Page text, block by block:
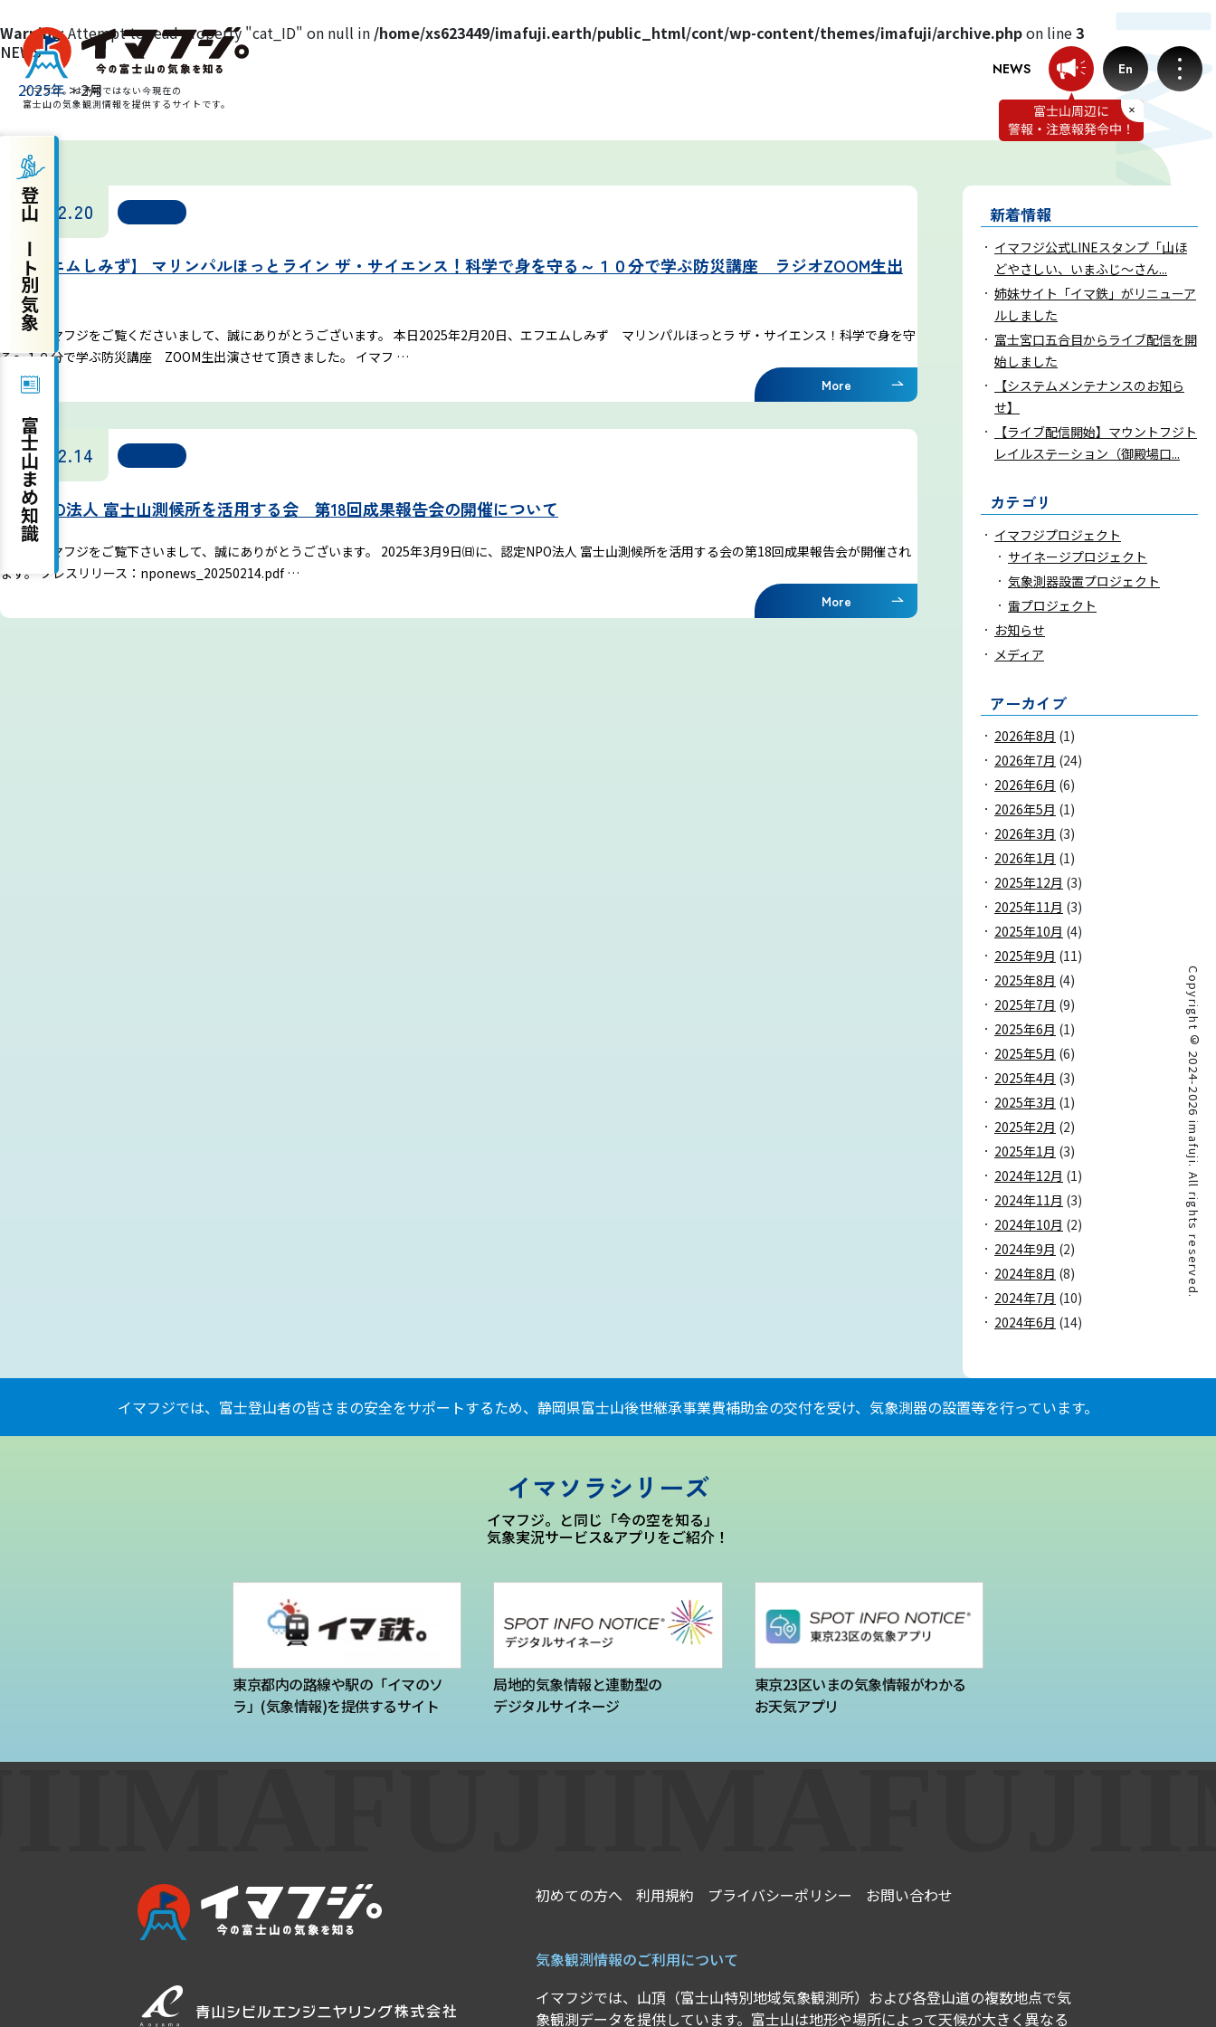
イマフジ。は予報ではない今現在の
富士山の気象観測情報を提供するサイトです。
NEWS En
富士宮ルート
プリンスルート
御殿場ルート
吉田ルート
雷の危険性
富士山の気象の特徴
プロフェッショナルのつぶやき
いまふじぃ～さんの部屋
利用規約
プライバシーポリシー
気象庁 関連リンク
登山ルート別気象
富士山まめ知識
Warning: Attempt to read property "cat_ID" on null in /home/xs623449/imafuji.earth/public_html/cont/wp-content/themes/imafuji/archive.phpon line3
NEWS
2025年> 2月
2025.02.20
【エフエムしみず】 マリンパルほっとライン ザ・サイエンス！科学で身を守る～１０分で学ぶ防災講座 ラジオZOOM生出
いつもイマフジをご覧くださいまして、誠にありがとうございます。 本日2025年2月20日、エフエムしみず マリンパルほっとラ ザ・サイエンス！科学で身を守
る～１０分で学ぶ防災講座 ZOOM生出演させて頂きました。 イマフ …
More
2025.02.14
認定NPO法人 富士山測候所を活用する会 第18回成果報告会の開催について
いつもイマフジをご覧下さいまして、誠にありがとうございます。 2025年3月9日㈰に、認定NPO法人 富士山測候所を活用する会の第18回成果報告会が開催され
ます。 プレスリリース：nponews_20250214.pdf …
More
新着情報
イマフジ公式LINEスタンプ「山ほ
どやさしい、いまふじ～さん...
姉妹サイト「イマ鉄」がリニューア
ルしました
富士宮口五合目からライブ配信を開
始しました
【システムメンテナンスのお知ら
せ】
【ライブ配信開始】マウントフジト
レイルステーション（御殿場口...
カテゴリ
イマフジプロジェクト
サイネージプロジェクト
気象測器設置プロジェクト
雷プロジェクト
お知らせ
メディア
アーカイブ
2026年8月 (1)
2026年7月 (24)
2026年6月 (6)
2026年5月 (1)
2026年3月 (3)
2026年1月 (1)
2025年12月 (3)
2025年11月 (3)
2025年10月 (4)
2025年9月 (11)
2025年8月 (4)
2025年7月 (9)
2025年6月 (1)
2025年5月 (6)
2025年4月 (3)
2025年3月 (1)
2025年2月 (2)
2025年1月 (3)
2024年12月 (1)
2024年11月 (3)
2024年10月 (2)
2024年9月 (2)
2024年8月 (8)
2024年7月 (10)
2024年6月 (14)
イマフジでは、富士登山者の皆さまの安全をサポートするため、静岡県富士山後世継承事業費補助金の交付を受け、気象測器の設置等を行っています。
イマソラシリーズ
イマフジ。と同じ「今の空を知る」
気象実況サービス&アプリをご紹介！
東京都内の路線や駅の「イマのソ
ラ」(気象情報)を提供するサイト
局地的気象情報と連動型の
デジタルサイネージ
東京23区いまの気象情報がわかる
お天気アプリ
初めての方へ 利用規約 プライバシーポリシー お問い合わせ
気象観測情報のご利用について
イマフジでは、山頂（富士山特別地域気象観測所）および各登山道の複数地点で気
象観測データを提供しています。富士山は地形や場所によって天候が大きく異なる
Copyright © 2024-2026 imafuji. All rights reserved.